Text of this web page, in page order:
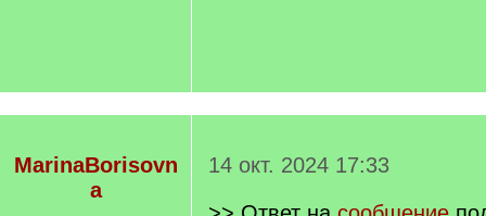
MarinaBorisovn
a
14 окт. 2024 17:33